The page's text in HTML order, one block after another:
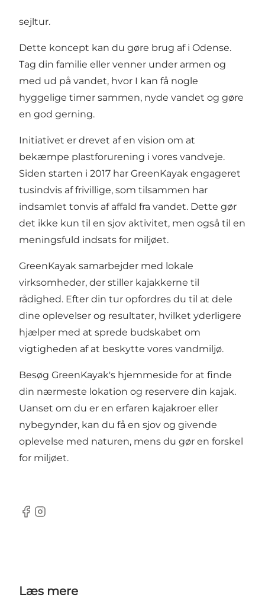
sejltur.
Dette koncept kan du gøre brug af i Odense.
Tag din familie eller venner under armen og
med ud på vandet, hvor I kan få nogle
hyggelige timer sammen, nyde vandet og gøre
en god gerning.
Initiativet er drevet af en vision om at
bekæmpe plastforurening i vores vandveje.
Siden starten i 2017 har GreenKayak engageret
tusindvis af frivillige, som tilsammen har
indsamlet tonvis af affald fra vandet. Dette gør
det ikke kun til en sjov aktivitet, men også til en
meningsfuld indsats for miljøet.
GreenKayak samarbejder med lokale
virksomheder, der stiller kajakkerne til
rådighed. Efter din tur opfordres du til at dele
dine oplevelser og resultater, hvilket yderligere
hjælper med at sprede budskabet om
vigtigheden af at beskytte vores vandmiljø.
Besøg GreenKayak's hjemmeside for at finde
din nærmeste lokation og reservere din kajak.
Uanset om du er en erfaren kajakroer eller
nybegynder, kan du få en sjov og givende
oplevelse med naturen, mens du gør en forskel
for miljøet.
Facebook
Instagram
Læs mere